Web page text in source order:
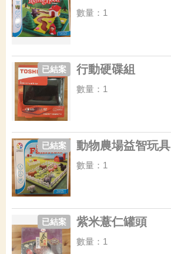
數量：1
行動硬碟組
已結案
數量：1
動物農場益智玩具
已結案
數量：1
紫米薏仁罐頭
已結案
數量：1